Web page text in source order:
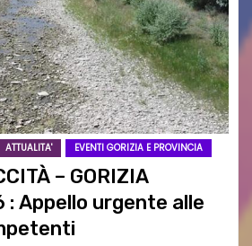
ATTUALITA' EVENTI GORIZIA E PROVINCIA
– GORIZIA
Appello urgente alle